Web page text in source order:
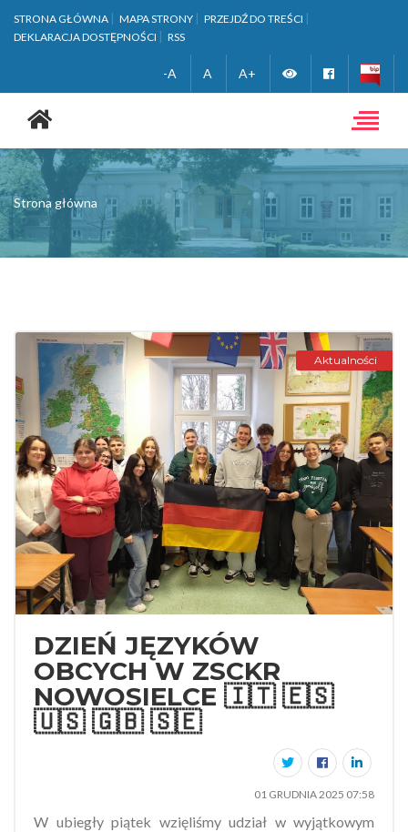
STRONA GŁÓWNA MAPA STRONY
PRZEJDŹ DO TREŚCI
DEKLARACJA DOSTĘPNOŚCI
RSS
-A A A+ Zmień
kontrastową
Facebook
Toggle
główna
Strona główna
Aktualności
DZIEŃ JĘZYKÓW
OBCYCH W ZSCKR
NOWOSIELCE 🇮🇹 🇪🇸
🇺🇸 🇬🇧 🇸🇪
01 GRUDNIA 2025 07:58
W ubiegły piątek wzięliśmy udział w wyjątkowym